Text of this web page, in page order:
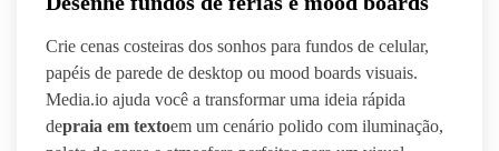
Crie cenas costeiras dos sonhos para fundos de celular,
papéis de parede de desktop ou mood boards visuais.
Media.io ajuda você a transformar uma ideia rápida
depraia em textoem um cenário polido com iluminação,